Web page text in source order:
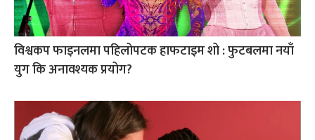
विश्वकप फाइनलमा पहिलोपटक हाफटाइम शो : फुटबलमा नयाँ
युग कि अनावश्यक प्रयोग?